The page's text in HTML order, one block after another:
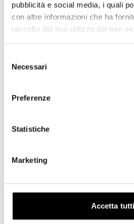
pubblicità e social media, i quali
con altre informazioni che ha
raccolto dal suo utilizzo dei loro
delNecessari
Preferenze
Statistiche
Marketing
Accetta tutti